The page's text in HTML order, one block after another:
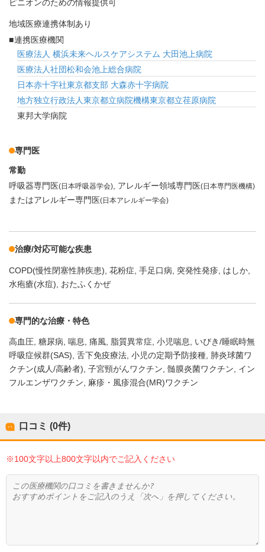
ピニオンのための情報提供可
地域医療連携体制あり
連携医療機関
医療法人 横浜未来ヘルスケアシステム 大田池上病院
医療法人社団松和会池上総合病院
日本赤十字社東京都支部 大森赤十字病院
地方独立行政法人東京都立病院機構東京都立荏原病院
東邦大学病院
専門医
常勤
呼吸器専門医(日本呼吸器学会) アレルギー領域専門医(日本専門医機構)
またはアレルギー専門医(日本アレルギー学会)
治療/対応可能な疾患
COPD(慢性閉塞性肺疾患) 花粉症 手足口病 突発性発疹 はしか
水疱瘡(水痘)
おたふくかぜ
専門的な治療・特色
高血圧 糖尿病 喘息 痛風 脂質異常症 小児喘息
いびき/睡眠時無
呼吸症候群(SAS) 舌下免疫療法 小児の定期予防接種 肺炎球菌ワ
クチン(成人/高齢者) 子宮頸がんワクチン 髄膜炎菌ワクチン
イン
フルエンザワクチン
麻疹・風疹混合(MR)ワクチン
口コミ (0件)
※100文字以上800文字以内でご記入ください